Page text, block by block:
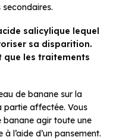
salicylique lequel
sa disparition.
que les traitements
de banane sur la
partie affectée. Vous
banane agir toute une
l’aide d’un pansement.